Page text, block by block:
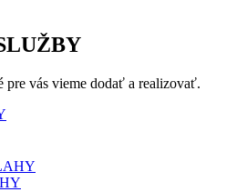
pre vás vieme dodať a realizovať.